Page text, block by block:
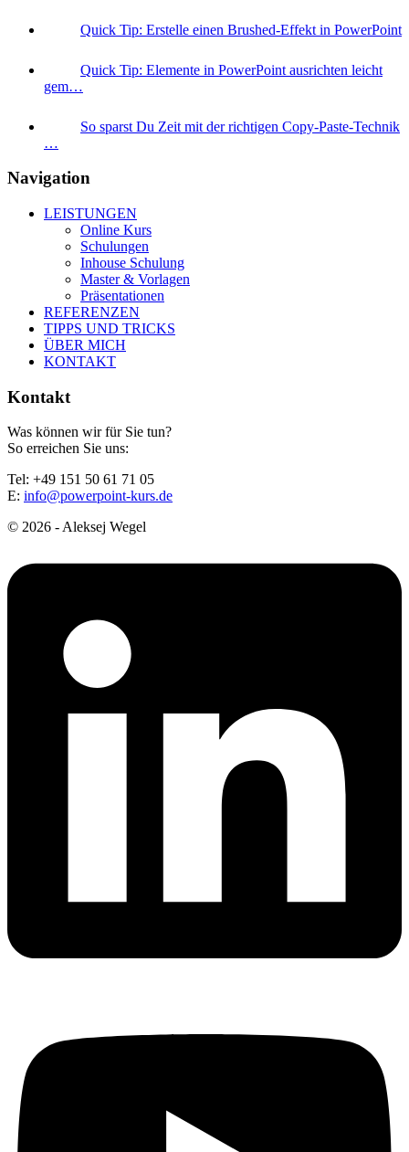
Quick Tip: Erstelle einen Brushed-Effekt in PowerPoint
Quick Tip: Elemente in PowerPoint ausrichten leicht
gem…
So sparst Du Zeit mit der richtigen Copy-Paste-Technik
…
Navigation
LEISTUNGEN
Online Kurs
Schulungen
Inhouse Schulung
Master & Vorlagen
Präsentationen
REFERENZEN
TIPPS UND TRICKS
ÜBER MICH
KONTAKT
Kontakt
Was können wir für Sie tun?
So erreichen Sie uns:
Tel: +49 151 50 61 71 05
E: info@powerpoint-kurs.de
© 2026 - Aleksej Wegel